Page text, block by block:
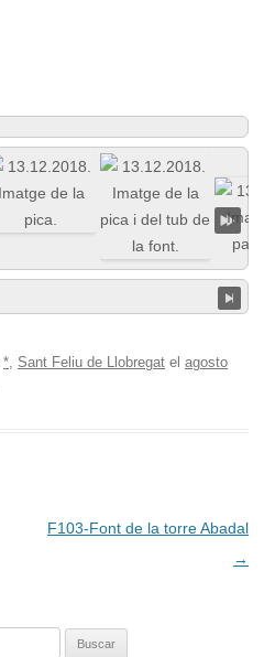
*, Sant Feliu de Llobregat el agosto
F103-Font de la torre Abadal
→